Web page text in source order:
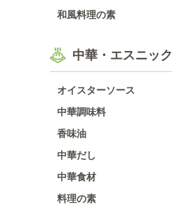
和風料理の素
中華・エスニック
オイスターソース
中華調味料
香味油
中華だし
中華食材
料理の素